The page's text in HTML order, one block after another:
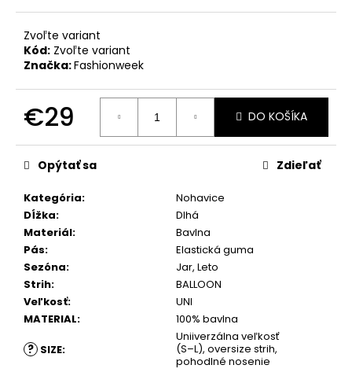
Zvoľte variant
Kód: Zvoľte variant
Značka:Fashionweek
€29
cena:
DO KOŠÍKA
Kategória:
Nohavice
Dĺžka:
Dlhá
Materiál:
Bavlna
Pás:
Elastická guma
Sezóna:
Jar, Leto
Strih:
BALLOON
Veľkosť:
UNI
MATERIAL: 100% bavlna
? SIZE:
Uniiverzálna veľkosť
(S–L), oversize strih,
pohodlné nosenie
Opýtať sa Zdieľať